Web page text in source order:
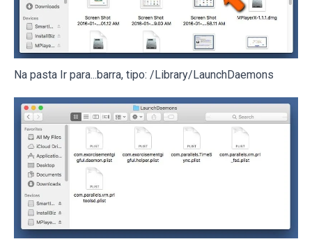
Na pasta Ir para...barra, tipo: /Library/LaunchDaemons